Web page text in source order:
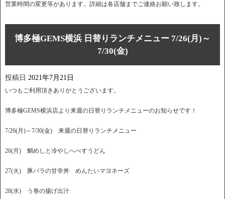
営業時間の変更等があります。詳細は各店舗までご連絡お願い致します。
博多極GEMS横浜 日替りランチメニュー 7/26(月)～
7/30(金)
投稿日 2021年7月21日
いつもご利用頂きありがとうございます。
博多極GEMS横浜店より来週の日替りランチメニューのお知らせです！
7/26(月)～7/30(金) 来週の日替りランチメニュー
26(月) 鯛めしと冷やしへべすうどん
27(火) 豚バラの甘辛丼 めんたいマヨネーズ
28(水) う巻の揚げ出汁